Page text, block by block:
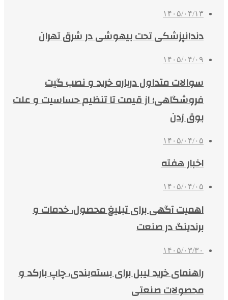
۱۴۰۵/۰۴/۱۳
دندانپزشکی تحت بیهوشی در شرق تهران
۱۴۰۵/۰۴/۰۹
سوالات متداول درباره خرید و نصب گیت
فروشگاهی؛ از قیمت تا تنظیم حساسیت و علت
بوق زدن
۱۴۰۵/۰۴/۰۵
اخبار هفته
۱۴۰۵/۰۴/۰۵
اهمیت آگهی برای تبلیغ محصول، خدمات و
برندینگ در صنعت
۱۴۰۵/۰۳/۳۰
راهنمای خرید لیبل برای بسته‌بندی، چاپ بارکد و
محصولات صنعتی